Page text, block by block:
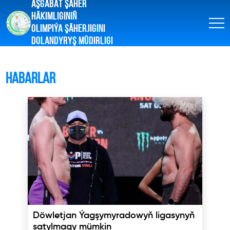
AŞGABAT ŞÄHER
HÄKIMLIGINIŇ
OLIMPIÝA ŞÄHERJIGINI
DOLANDYRYŞ MÜDIRLIGI
Habarlar
Döwletjan Ýagşymyradowyň ligasynyň
satylmagy mümkin